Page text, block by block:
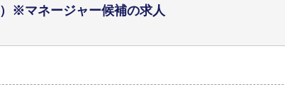
※マネージャー候補の求人